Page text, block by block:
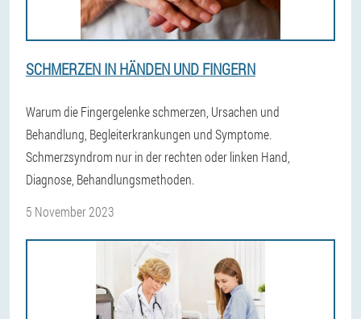
SCHMERZEN IN HÄNDEN UND FINGERN
Warum die Fingergelenke schmerzen, Ursachen und
Behandlung, Begleiterkrankungen und Symptome.
Schmerzsyndrom nur in der rechten oder linken Hand,
Diagnose, Behandlungsmethoden.
5 November 2023